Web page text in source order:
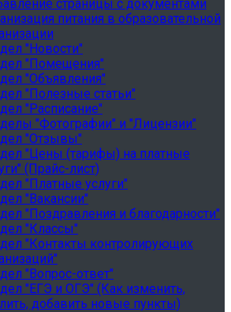
страницы с документами
питания в образовательной
"Новости"
"Помещения"
"Объявления"
"Полезные статьи"
"Расписание"
"Фотографии" и "Лицензии"
"Отзывы"
"Цены (тарифы) на платные
(Прайс-лист)
"Платные услуги"
"Вакансии"
"Поздравления и благодарности"
"Классы"
"Контакты контролирующих
"Вопрос-ответ"
"ЕГЭ и ОГЭ" (Как изменить,
добавить новые пункты)